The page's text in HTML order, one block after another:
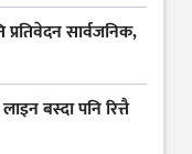
प्रतिवेदन सार्वजनिक,
बस्दा पनि रित्तै